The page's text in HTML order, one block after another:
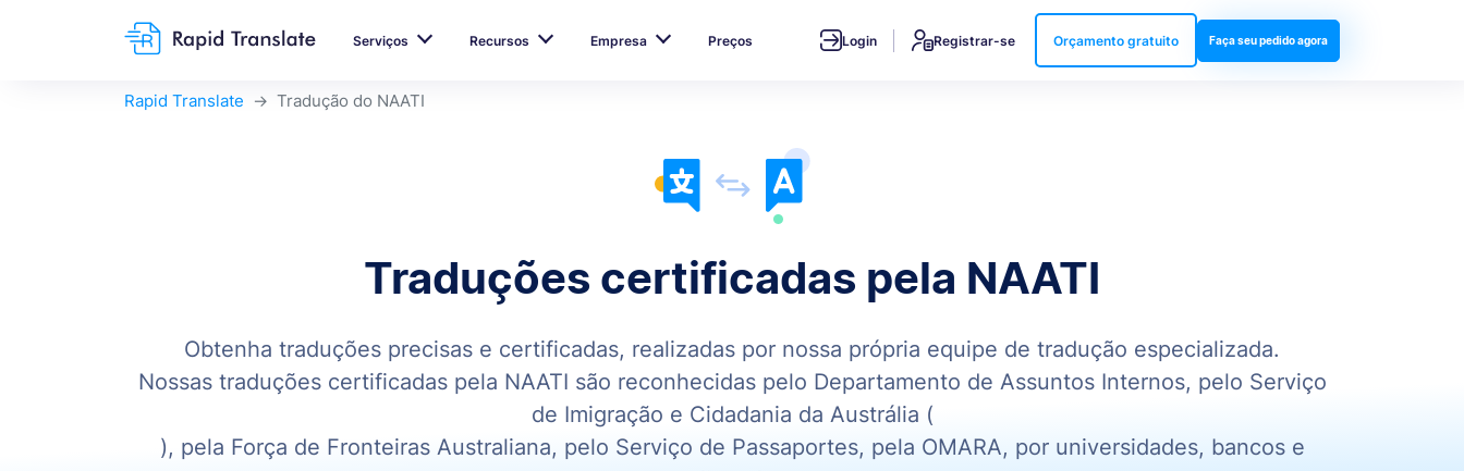
Serviços Recursos Empresa Preços Login Registrar-se Orçamento gratuito Faça seu pedido agora
Rapid Translate Tradução do NAATI
Traduções certificadas pela NAATI
Obtenha traduções precisas e certificadas, realizadas por nossa própria equipe de tradução especializada.
Nossas traduções certificadas pela NAATI são reconhecidas pelo Departamento de Assuntos Internos, pelo Serviço
de Imigração e Cidadania da Austrália (
), pela Força de Fronteiras Australiana, pelo Serviço de Passaportes, pela OMARA, por universidades, bancos e